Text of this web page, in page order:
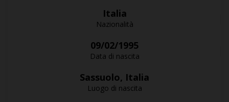
Italia
Nazionalità
09/02/1995
Data di nascita
Sassuolo, Italia
Luogo di nascita